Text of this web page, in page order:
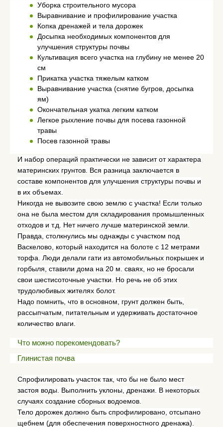
Уборка строительного мусора
Выравнивание и профилирование участка
Копка дренажей и тела дорожек
Досыпка необходимых компонентов для
улучшения структуры почвы
Культивация всего участка на глубину не менее 20
см
Прикатка участка тяжелым катком
Выравнивание участка (снятие бугров, досыпка
ям)
Окончательная укатка легким катком
Легкое рыхление почвы для посева газонной
травы
Посев газонной травы
И набор операций практически не зависит от характера
материнских грунтов. Вся разница заключается в
составе компонентов для улучшения структуры почвы и
в их объемах.
Никогда не вывозите свою землю с участка! Если только
она не была местом для складирования промышленных
отходов и т.д. Нет ничего лучше материнской земли.
Правда, столкнулись мы однажды с участком под
Васкелово, который находится на болоте с 12 метрами
торфа. Люди делали гати из автомобильных покрышек и
горбыля, ставили дома на 20 м. сваях, но не бросали
свои шестисоточные участки. Но речь не об этих
трудолюбивых жителях болот.
Надо помнить, что в основном, грунт должен быть,
рассыпчатым, питательным и удерживать достаточное
количество влаги.
Что можно порекомендовать?
Глинистая почва
Спрофилировать участок так, что бы не было мест
застоя воды. Выполнить уклоны, дренажи. В некоторых
случаях создание сборных водоемов.
Тело дорожек должно быть спрофилировано, отсыпано
щебнем (для обеспечения поверхностного дренажа).